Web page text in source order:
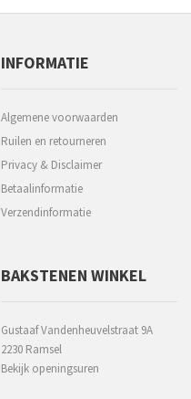
INFORMATIE
Algemene voorwaarden
Ruilen en retourneren
Privacy & Disclaimer
Betaalinformatie
Verzendinformatie
BAKSTENEN WINKEL
Gustaaf Vandenheuvelstraat 9A
2230 Ramsel
Bekijk openingsuren